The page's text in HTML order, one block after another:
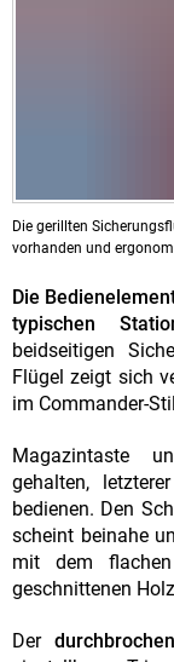
Die gerillten
vorhanden und
Die
typischen
beidseitigen
Flügel zeigt sich
im Commander-
Magazintaste
gehalten,
bedienen. Den
scheint beinahe
mit dem
geschnittenen
Der